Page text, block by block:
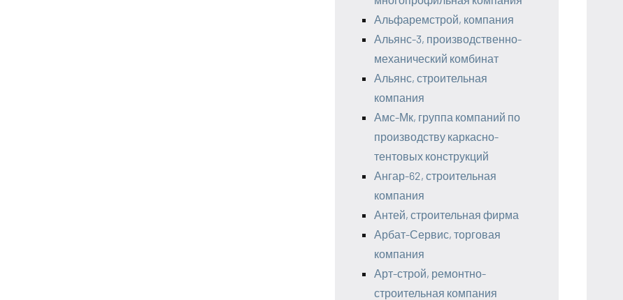
Альфаремстрой, компания
Альянс-3, производственно-
механический комбинат
Альянс, строительная
компания
Амс-Мк, группа компаний по
производству каркасно-
тентовых конструкций
Ангар-62, строительная
компания
Антей, строительная фирма
Арбат-Сервис, торговая
компания
Арт-строй, ремонтно-
строительная компания